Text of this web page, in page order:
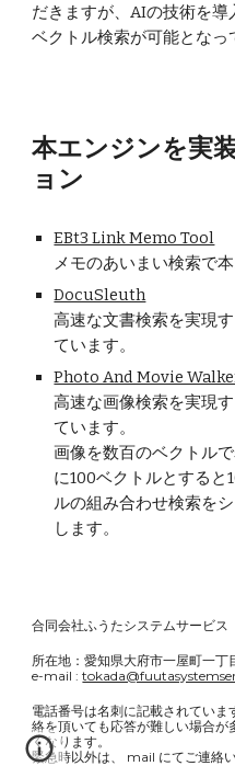
だきますが、AIの技術を
ベクトル検索が可能となっ
本エンジンを実
ョン
EBt3 Link Memo Tool
メモのあいまい検索で
DocuSleuth
高速な文書検索を実現
ています。
Photo And Movie
高速な画像検索を実現
ています。
画像を数百のベクトル
に100ベクトルとすると
ルの組み合わせ検索を
します。
合同会社ふうたシステムサービス
所在地：愛知県大府市一屋町一丁
e-mail :
電話番号は名刺に記載されてい
絡を頂いても応答が難しい場合
くなります。
緊急時以外は、 mail にてご連絡